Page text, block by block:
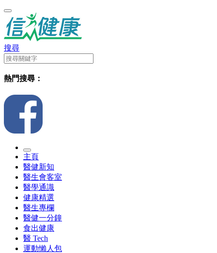
搜尋
熱門搜尋：
主頁
醫健新知
醫生會客室
醫學通識
健康精選
醫生專欄
醫健一分鐘
食出健康
醫 Tech
運動懶人包